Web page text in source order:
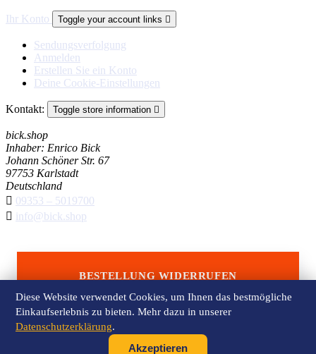
Ihr Konto Toggle your account links 
Sendungsverfolgung
Anmelden
Erstellen Sie ein Konto
Deine Cookie-Einstellungen
Kontakt: Toggle store information 
bick.shop
Inhaber: Enrico Bick
Johann Schöner Str. 67
97753 Karlstadt
Deutschland
 09353 – 5019700
 info@bick.shop
BESTELLUNG WIDERRUFEN
© 2026 - Shop-Software von PrestaShop™
Diese Website verwendet Cookies, um Ihnen das bestmögliche
Einkaufserlebnis zu bieten. Mehr dazu in unserer
Datenschutzerklärung.
Akzeptieren